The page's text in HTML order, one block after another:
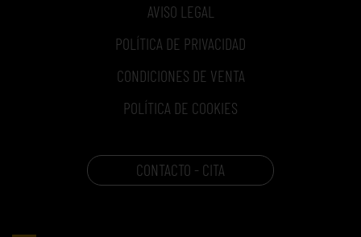
AVISO LEGAL
POLÍTICA DE PRIVACIDAD
CONDICIONES DE VENTA
POLÍTICA DE COOKIES
CONTACTO - CITA